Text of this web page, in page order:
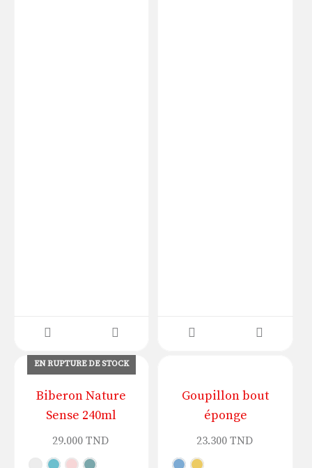
EN RUPTURE DE STOCK
Biberon Nature
Sense 240ml
29.000 TND
Goupillon bout
éponge
23.300 TND